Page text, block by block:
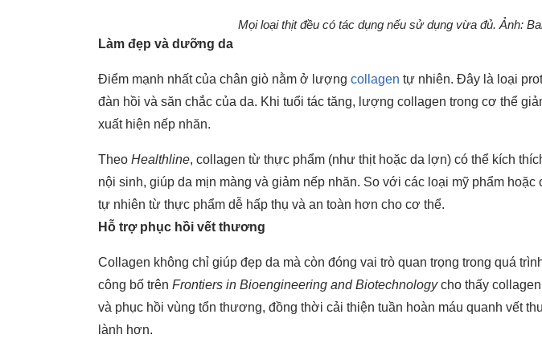
Mọi loại thịt đều có tác dụng nếu sử dụng vừa đủ. Ảnh:
Làm đẹp và dưỡng da
Điểm mạnh nhất của chân giò nằm ở lượng collagen tự nhiên. Đây là loại
đàn hồi và săn chắc của da. Khi tuổi tác tăng, lượng collagen trong cơ thể
xuất hiện nếp nhăn.
Theo Healthline, collagen từ thực phẩm (như thịt hoặc da lợn) có thể kích
nội sinh, giúp da mịn màng và giảm nếp nhăn. So với các loại mỹ phẩm
tự nhiên từ thực phẩm dễ hấp thụ và an toàn hơn cho cơ thể.
Hỗ trợ phục hồi vết thương
Collagen không chỉ giúp đẹp da mà còn đóng vai trò quan trọng trong quá
công bố trên Frontiers in Bioengineering and Biotechnologycho thấy
và phục hồi vùng tổn thương, đồng thời cải thiện tuần hoàn máu quanh vết
lành hơn.